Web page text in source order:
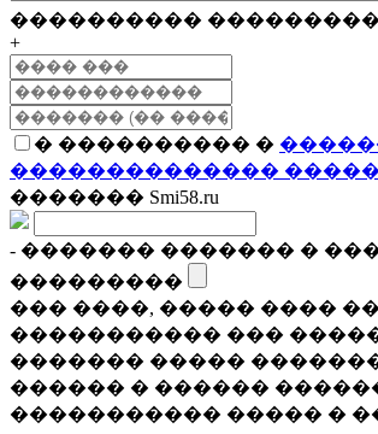
���������� ���������
+
� ���������� �
��������������
������� Smi58.ru
- ������� ������� �
���������
��� ����, ����� ����
����������� ���
������� �����
������ � ������
����������� ����� �